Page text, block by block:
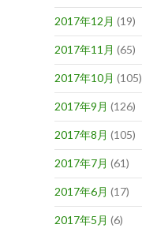
2017年12月 (19)
2017年11月 (65)
2017年10月 (105)
2017年9月 (126)
2017年8月 (105)
2017年7月 (61)
2017年6月 (17)
2017年5月 (6)